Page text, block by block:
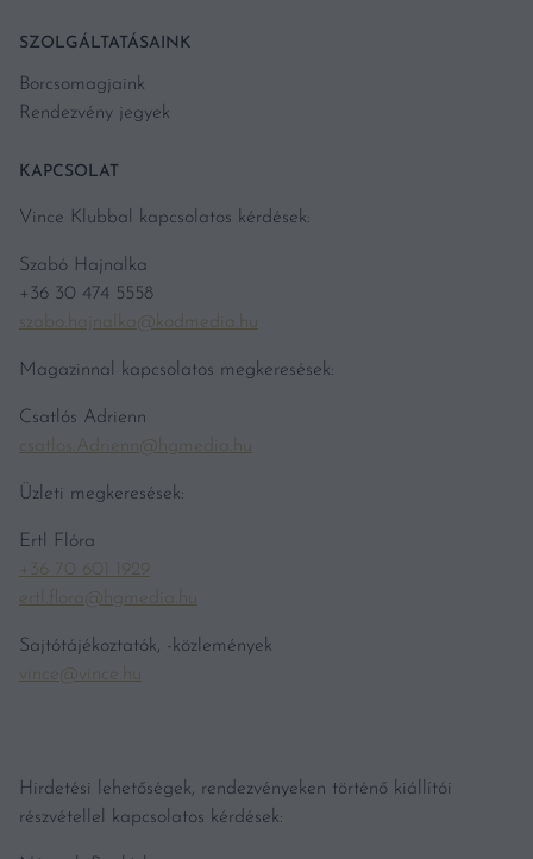
SZOLGÁLTATÁSAINK
Borcsomagjaink
Rendezvény jegyek
KAPCSOLAT
Vince Klubbal kapcsolatos kérdések:
Szabó Hajnalka
+36 30 474 5558
szabo.hajnalka@kodmedia.hu
Magazinnal kapcsolatos megkeresések:
Csatlós Adrienn
csatlos.Adrienn@hgmedia.hu
Üzleti megkeresések:
Ertl Flóra
+36 70 601 1929
ertl.flora@hgmedia.hu
Sajtótájékoztatók, -közlemények
vince@vince.hu
Hirdetési lehetőségek, rendezvényeken történő kiállítói
részvétellel kapcsolatos kérdések: